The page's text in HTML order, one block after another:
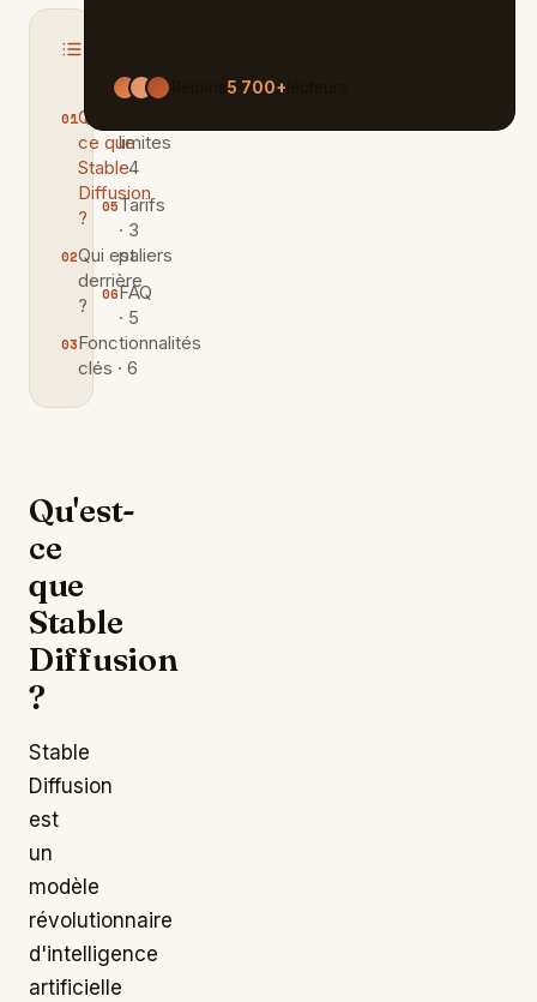
Qu'est-
ce que
Stable
Diffusion
?
Qui est
derrière
?
Fonctionnalités
clés · 6
limites
· 4
Tarifs
· 3
paliers
FAQ
· 5
Qu'est-
ce
que
Stable
Diffusion
?
Stable
Diffusion
est
un
modèle
révolutionnaire
d'intelligence
artificielle
5 700+